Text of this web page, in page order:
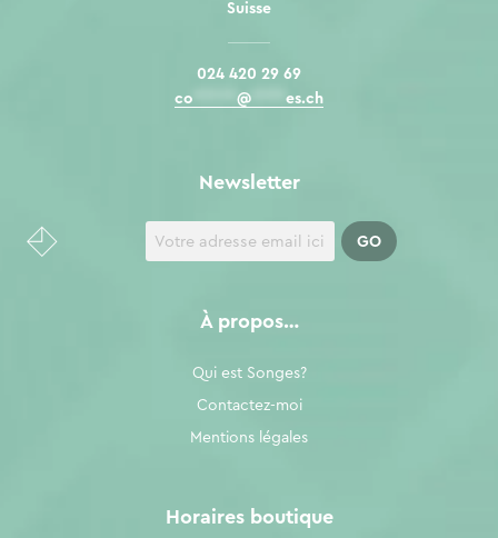
Suisse
024 420 29 69
co
@ es.ch
À propos…
Qui est Songes?
Contactez-moi
Mentions légales
Newsletter
Horaires boutique